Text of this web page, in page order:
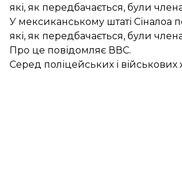
які, як передбачається, були
У мексиканському штаті Сіналоа
які, як передбачається, були
Про це повідомляє ВВС.
Серед поліцейських і